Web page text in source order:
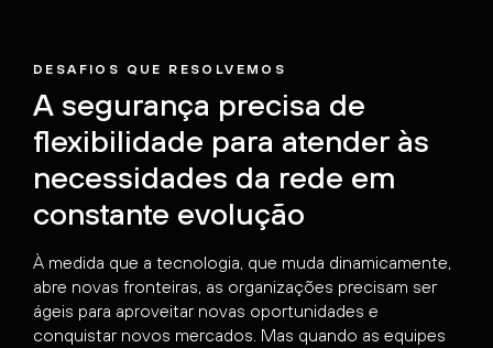
DESAFIOS QUE RESOLVEMOS
A segurança precisa de
flexibilidade para atender às
necessidades da rede em
constante evolução
À medida que a tecnologia, que muda dinamicamente,
abre novas fronteiras, as organizações precisam ser
ágeis para aproveitar novas oportunidades e
conquistar novos mercados. Mas quando as equipes